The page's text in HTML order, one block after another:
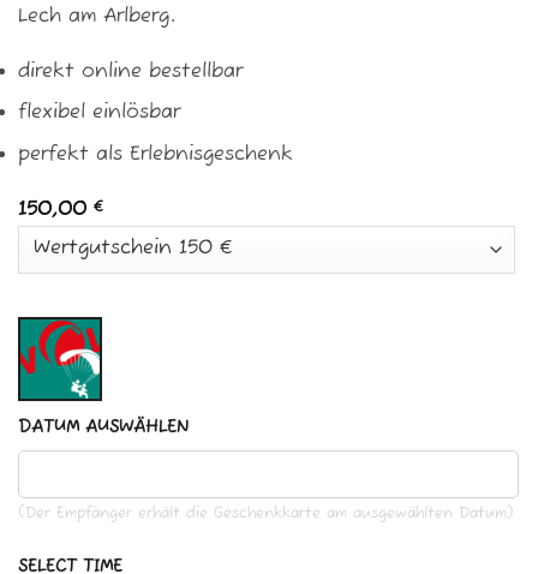
Lech am Arlberg.
direkt online bestellbar
flexibel einlösbar
perfekt als Erlebnisgeschenk
150,00 €
DATUM AUSWÄHLEN
(Der Empfänger erhält die Geschenkkarte am ausgewählten Datum)
SELECT TIME